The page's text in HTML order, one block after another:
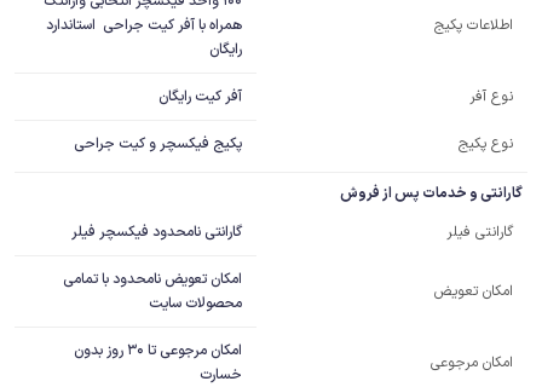
اطلاعات پکیج
رایگان
نوع آفر آفر کیت رایگان
نوع پکیج پکیج فیکسچر و کیت جراحی
گارانتی و خدمات پس از فروش
گارانتی فیلر
گارانتی نامحدود فیکسچر فیلر
امکان تعویض
امکان تعویض نامحدود با تمامی
محصولات سایت
امکان مرجوعی
امکان مرجوعی تا 30 روز بدون
خسارت